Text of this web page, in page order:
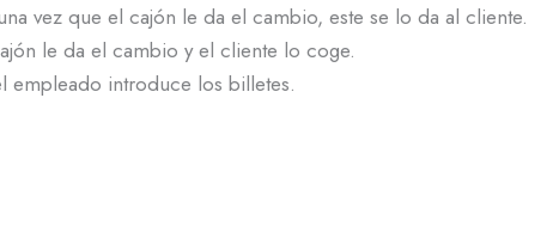
vez que el cajón le da el cambio, este se lo da al cliente.
le da el cambio y el cliente lo coge.
empleado introduce los billetes.